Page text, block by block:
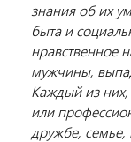
знания об их
быта и
нравственное
мужчины,
Каждый из них,
или
дружбе,